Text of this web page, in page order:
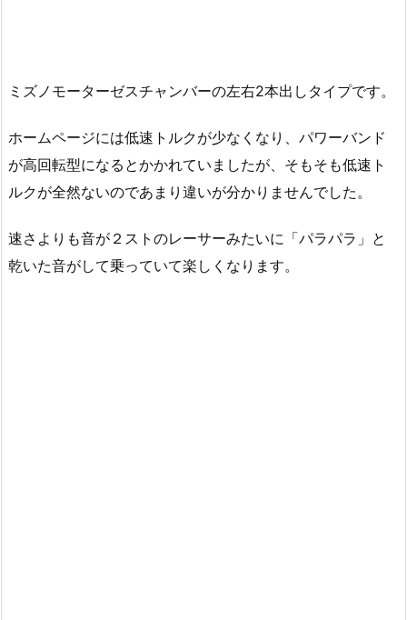
ミズノモーターゼスチャンバーの左右2本出しタイプです。
ホームページには低速トルクが少なくなり、パワーバンド
が高回転型になるとかかれていましたが、そもそも低速ト
ルクが全然ないのであまり違いが分かりませんでした。
速さよりも音が２ストのレーサーみたいに「パラパラ」と
乾いた音がして乗っていて楽しくなります。